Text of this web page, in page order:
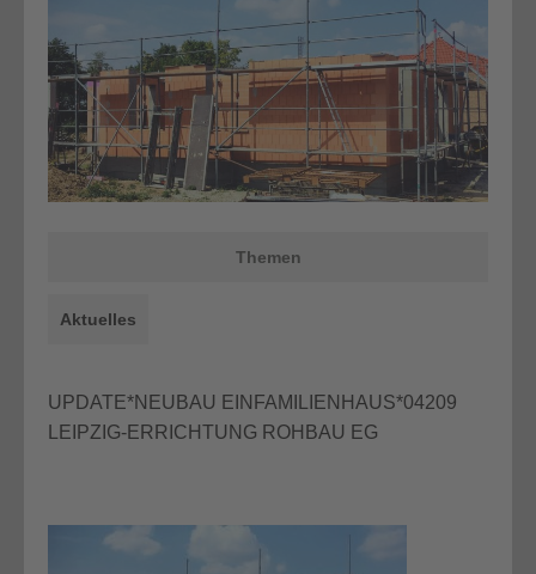
Themen
Aktuelles
UPDATE*NEUBAU EINFAMILIENHAUS*04209
LEIPZIG-ERRICHTUNG ROHBAU EG